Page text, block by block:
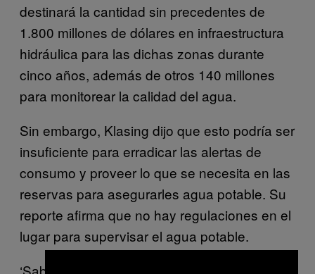
destinará la cantidad sin precedentes de
1.800 millones de dólares en infraestructura
hidráulica para las dichas zonas durante
cinco años, además de otros 140 millones
para monitorear la calidad del agua.
Sin embargo, Klasing dijo que esto podría ser
insuficiente para erradicar las alertas de
consumo y proveer lo que se necesita en las
reservas para asegurarles agua potable. Su
reporte afirma que no hay regulaciones en el
lugar para supervisar el agua potable.
‘Sabemos que hay mucho trabajo por hacer’.